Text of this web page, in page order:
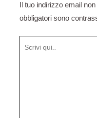
Il tuo indirizzo email
obbligatori sono